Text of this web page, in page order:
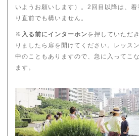
いようお願いします）。2回目以降は、着
り直前でも構いません。
※ 入る前にインターホンを押していただ
りましたら扉を開けてください。レッス
中のこともありますので、急に入ってこ
ます。